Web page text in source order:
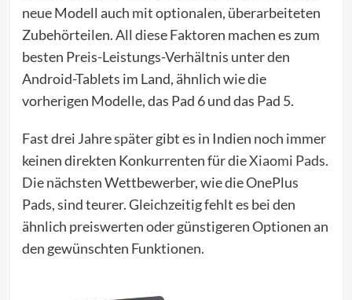
neue Modell auch mit optionalen, überarbeiteten
Zubehörteilen. All diese Faktoren machen es zum
besten Preis-Leistungs-Verhältnis unter den
Android-Tablets im Land, ähnlich wie die
vorherigen Modelle, das Pad 6 und das Pad 5.
Fast drei Jahre später gibt es in Indien noch immer
keinen direkten Konkurrenten für dieXiaomi Pads.
Die nächsten Wettbewerber, wie die OnePlus
Pads, sind teurer. Gleichzeitig fehlt es bei den
ähnlich preiswerten oder günstigeren Optionen an
den gewünschten Funktionen.